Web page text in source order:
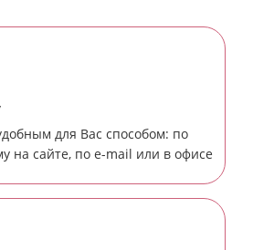
для Вас способом: по
на сайте, по e-mail или в офисе